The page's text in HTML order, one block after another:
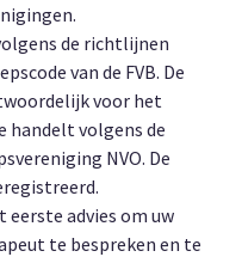
de richtlijnen
van de FVB. De
voor het
handelt volgens de
NVO. De
eerste advies om uw
te bespreken en te